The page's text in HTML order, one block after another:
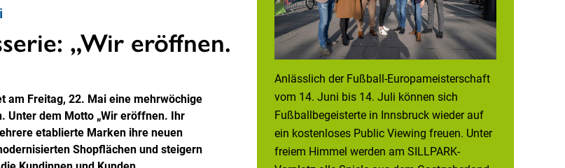
„Wir eröffnen.
am Freitag, 22. Mai eine mehrwöchige
Unter dem Motto „Wir eröffnen. Ihr
etablierte Marken ihre neuen
Shopflächen und steigern
Anlässlich der Fußball-Europameisterschaft
vom 14. Juni bis 14. Juli können sich
Fußballbegeisterte in Innsbruck wieder auf
ein kostenloses Public Viewing freuen. Unter
freiem Himmel werden am SILLPARK-